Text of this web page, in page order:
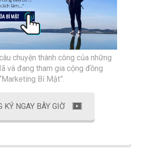
chuyện thành công của những
và đang tham gia cộng đồng
Bí Mật”.
KÝ NGAY BÂY GIỜ